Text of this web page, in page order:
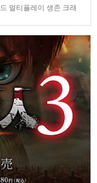
멀티플레이 생존 크래
작 '팰월드(Palworld)'를